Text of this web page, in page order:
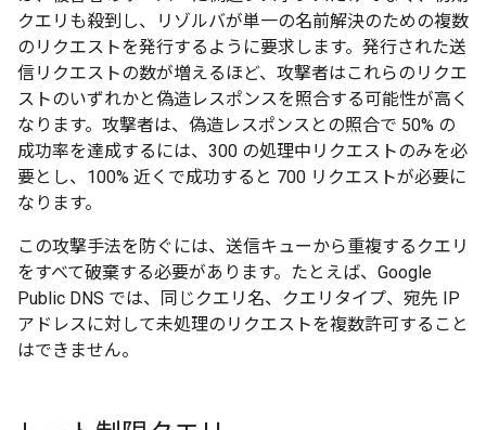
クエリも殺到し、リゾルバが単一の名前解決のための複数
のリクエストを発行するように要求します。発行された送
信リクエストの数が増えるほど、攻撃者はこれらのリクエ
ストのいずれかと偽造レスポンスを照合する可能性が高く
なります。攻撃者は、偽造レスポンスとの照合で 50% の
成功率を達成するには、300 の処理中リクエストのみを必
要とし、100% 近くで成功すると 700 リクエストが必要に
なります。
この攻撃手法を防ぐには、送信キューから重複するクエリ
をすべて破棄する必要があります。たとえば、Google
Public DNS では、同じクエリ名、クエリタイプ、宛先 IP
アドレスに対して未処理のリクエストを複数許可すること
はできません。